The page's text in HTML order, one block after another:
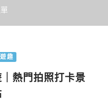
趣
｜熱門拍照打卡景